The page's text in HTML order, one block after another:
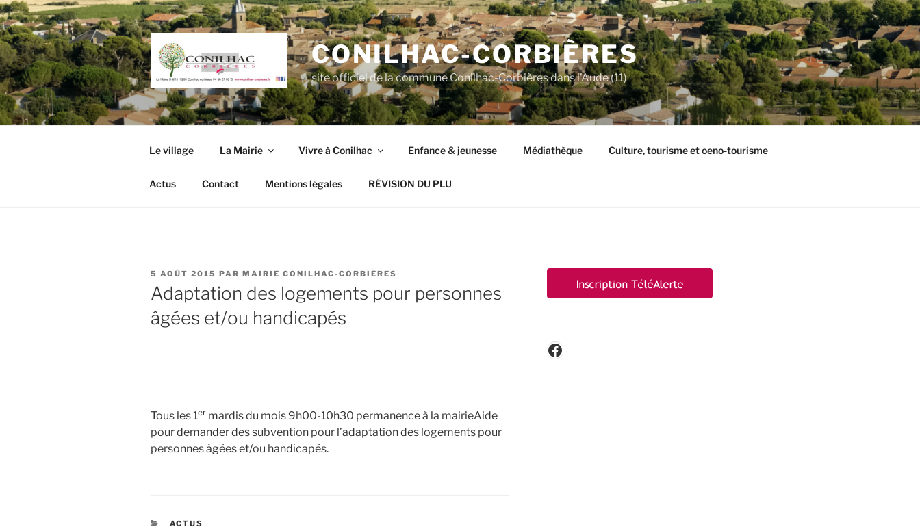
Aller
au
contenu
principal
CONILHAC-CORBIÈRES
site officiel de la commune Conilhac-Corbières dans l'Aude (11)
Le village La Mairie Vivre à Conilhac Enfance & jeunesse Médiathèque Culture, tourisme et oeno-tourisme
Actus Contact Mentions légales RÉVISION DU PLU
PUBLIÉ
LE
5 AOÛT 2015 PAR MAIRIE CONILHAC-CORBIÈRES
Adaptation des logements pour personnes
âgées et/ou handicapés
Tous les 1er mardis du mois 9h00-10h30 permanence à la mairieAide
pour demander des subvention pour l’adaptation des logements pour
personnes âgées et/ou handicapés.
CATÉGORIES
ACTUS
Facebook